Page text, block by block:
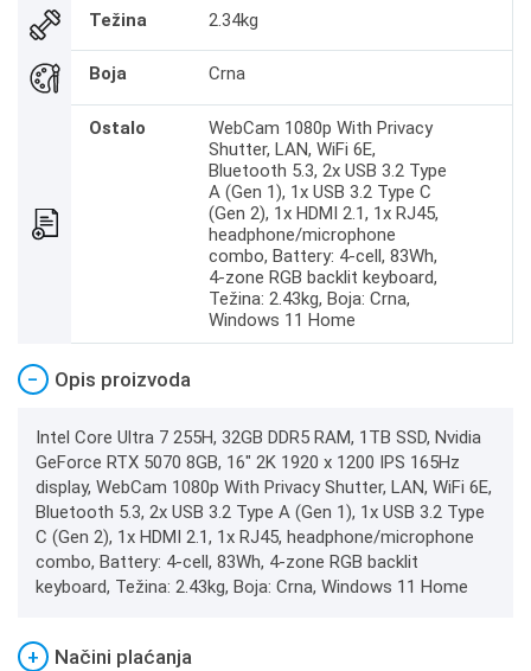
Težina 2.34kg
Boja Crna
Ostalo
WebCam 1080p With Privacy
Shutter, LAN, WiFi 6E,
Bluetooth 5.3, 2x USB 3.2 Type
A (Gen 1), 1x USB 3.2 Type C
(Gen 2), 1x HDMI 2.1, 1x RJ45,
headphone/microphone
combo, Battery: 4-cell, 83Wh,
4-zone RGB backlit keyboard,
Težina: 2.43kg, Boja: Crna,
Windows 11 Home
− Opis proizvoda
Intel Core Ultra 7 255H, 32GB DDR5 RAM, 1TB SSD, Nvidia
GeForce RTX 5070 8GB, 16" 2K 1920 x 1200 IPS 165Hz
display, WebCam 1080p With Privacy Shutter, LAN, WiFi 6E,
Bluetooth 5.3, 2x USB 3.2 Type A (Gen 1), 1x USB 3.2 Type
C (Gen 2), 1x HDMI 2.1, 1x RJ45, headphone/microphone
combo, Battery: 4-cell, 83Wh, 4-zone RGB backlit
keyboard, Težina: 2.43kg, Boja: Crna, Windows 11 Home
+
Načini plaćanja